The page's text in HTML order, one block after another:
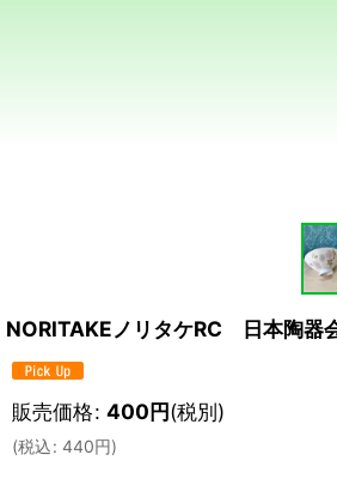
NORITAKEノリタケRC 日本
販売価格: 400円(税別)
(税込: 440円)